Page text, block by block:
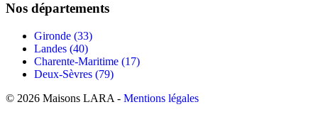
Nos départements
Gironde (33)
Landes (40)
Charente-Maritime (17)
Deux-Sèvres (79)
© 2026 Maisons LARA - Mentions légales